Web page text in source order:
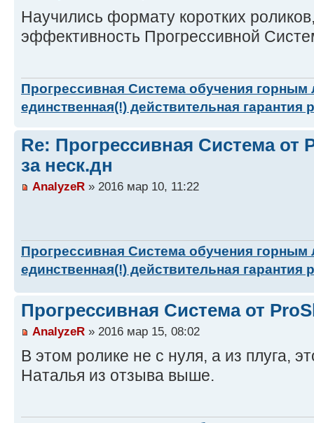
Научились формату коротких
эффективность Прогрессивной
Прогрессивная Система обучения
единственная(!) действительная гарантия
Re: Прогрессивная Система от
за неск.дн
AnalyzeR » 2016 мар 10, 11:22
Прогрессивная Система обучения
единственная(!) действительная гарантия
Прогрессивная Система от
AnalyzeR » 2016 мар 15, 08:02
В этом ролике не с нуля, а из плуга,
Наталья из отзыва выше.